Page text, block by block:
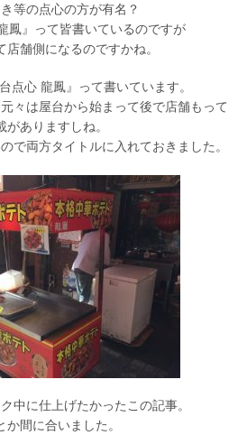
等の点心の方が有名？
鳳』って皆書いているのですが
店舗側になるのですかね。
点心 龍鳳』って書いています。
々は屋台から始まって後で店舗もって
がありますしね。
で両方タイトルに入れておきました。
中に仕上げたかったこの記事。
か間に合いました。